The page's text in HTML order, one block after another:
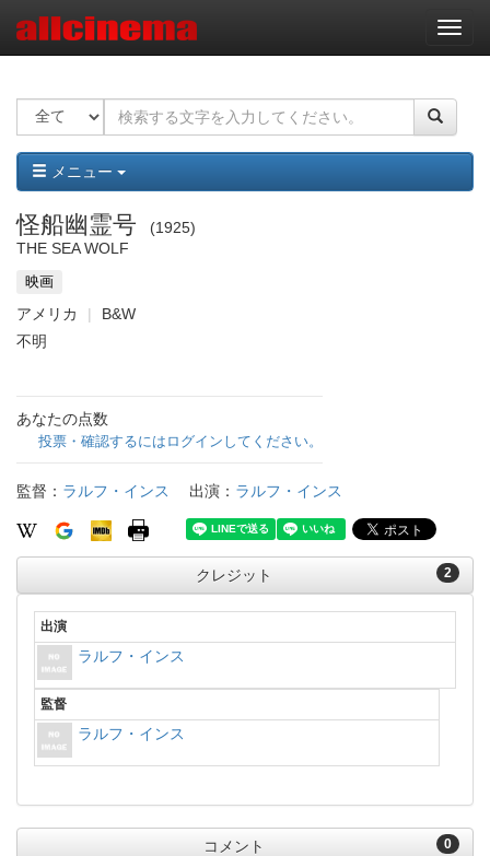
ナ
ビ
ー
ョ
ン
メニュー
怪船幽霊号
1925
THE SEA WOLF
映画
アメリカ
B&W
不明
あなたの点数
投票・確認するにはログインしてください。
監督： ラルフ・インス 出演： ラルフ・インス
2
クレジット
出演
ラルフ・インス
監督
ラルフ・インス
0
コメント